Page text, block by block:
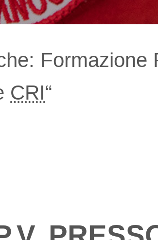
Formazione
CRI“